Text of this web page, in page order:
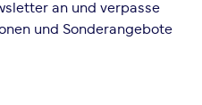
an und verpasse
und Sonderangebote